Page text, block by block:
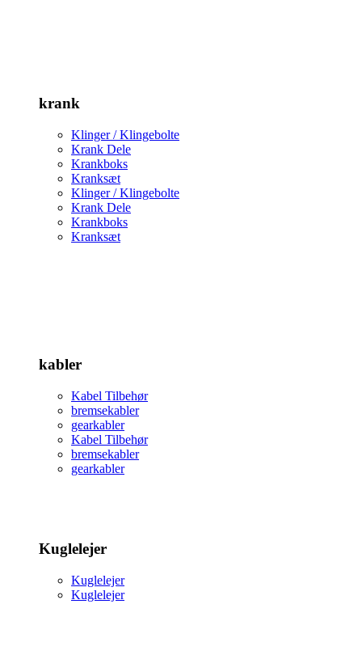
krank
Klinger / Klingebolte
Krank Dele
Krankboks
Kranksæt
Klinger / Klingebolte
Krank Dele
Krankboks
Kranksæt
kabler
Kabel Tilbehør
bremsekabler
gearkabler
Kabel Tilbehør
bremsekabler
gearkabler
Kuglelejer
Kuglelejer
Kuglelejer